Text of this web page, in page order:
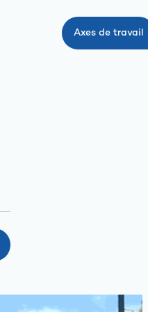
Axes de travail